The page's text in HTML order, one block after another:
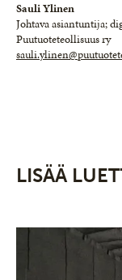
Sauli Ylinen
Johtava asiantuntija;
Puutuoteteollisuus ry
LISÄÄ